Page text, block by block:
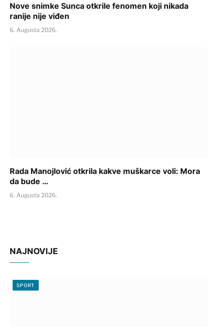
Nove snimke Sunca otkrile fenomen koji nikada
ranije nije viđen
6. Augusta 2026.
Rada Manojlović otkrila kakve muškarce voli: Mora
da bude …
6. Augusta 2026.
NAJNOVIJE
SPORT